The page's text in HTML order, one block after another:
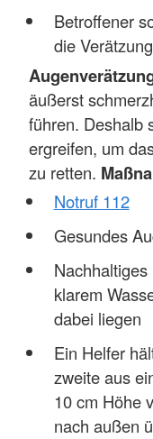
Betroffener
die
äußerst
führen. Deshalb
ergreifen, um
zu retten.
Notruf 112
Gesundes
klarem
dabei liegen
Ein Helfer
zweite aus
10 cm Höhe
nach außen